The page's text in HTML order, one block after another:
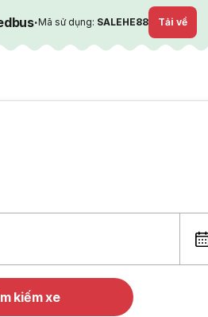
·Mã sử dụng: SALEHE88 Tải về
kiếm xe